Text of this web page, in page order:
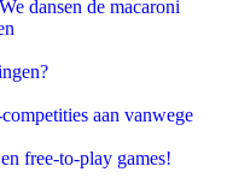
dansen de macaroni
aan vanwege
free-to-play games!